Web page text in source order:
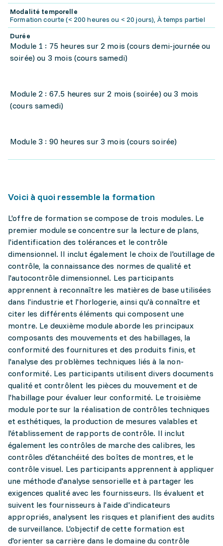
Modalité temporelle
Formation courte (< 200 heures ou < 20 jours), À temps partiel
Durée
Module 1 : 75 heures sur 2 mois (cours demi-journée ou
soirée) ou 3 mois (cours samedi)
Module 2 : 67.5 heures sur 2 mois (soirée) ou 3 mois
(cours samedi)
Module 3 : 90 heures sur 3 mois (cours soirée)
Voici à quoi ressemble la formation
L'offre de formation se compose de trois modules. Le
premier module se concentre sur la lecture de plans,
l'identification des tolérances et le contrôle
dimensionnel. Il inclut également le choix de l'outillage de
contrôle, la connaissance des normes de qualité et
l'autocontrôle dimensionnel. Les participants
apprennent à reconnaître les matières de base utilisées
dans l'industrie et l'horlogerie, ainsi qu'à connaître et
citer les différents éléments qui composent une
montre. Le deuxième module aborde les principaux
composants des mouvements et des habillages, la
conformité des fournitures et des produits finis, et
l'analyse des problèmes techniques liés à la non-
conformité. Les participants utilisent divers documents
qualité et contrôlent les pièces du mouvement et de
l'habillage pour évaluer leur conformité. Le troisième
module porte sur la réalisation de contrôles techniques
et esthétiques, la production de mesures valables et
l'établissement de rapports de contrôle. Il inclut
également les contrôles de marche des calibres, les
contrôles d'étanchéité des boîtes de montres, et le
contrôle visuel. Les participants apprennent à appliquer
une méthode d'analyse sensorielle et à partager les
exigences qualité avec les fournisseurs. Ils évaluent et
suivent les fournisseurs à l'aide d'indicateurs
appropriés, analysent les risques et planifient des audits
de surveillance. L'objectif de cette formation est
d'orienter sa carrière dans le domaine du contrôle